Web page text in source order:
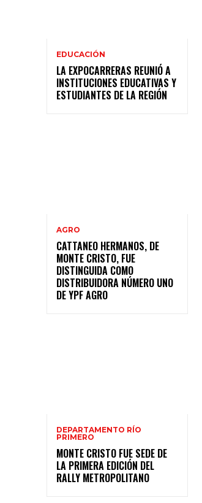
EDUCACIÓN
LA EXPOCARRERAS REUNIÓ A
INSTITUCIONES EDUCATIVAS Y
ESTUDIANTES DE LA REGIÓN
AGRO
CATTANEO HERMANOS, DE
MONTE CRISTO, FUE
DISTINGUIDA COMO
DISTRIBUIDORA NÚMERO UNO
DE YPF AGRO
DEPARTAMENTO RÍO
PRIMERO
MONTE CRISTO FUE SEDE DE
LA PRIMERA EDICIÓN DEL
RALLY METROPOLITANO